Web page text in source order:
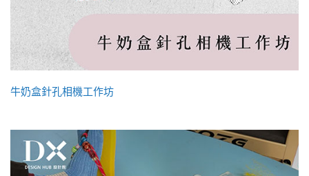
牛奶盒針孔相機工作坊